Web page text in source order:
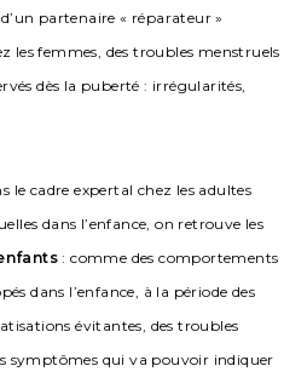
partenaire « réparateur »
les femmes, des troubles menstruels
dès la puberté : irrégularités,
le cadre expertal chez les adultes
dans l’enfance, on retrouve les
: comme des comportements
dans l’enfance, à la période des
évitantes, des troubles
symptômes qui va pouvoir indiquer